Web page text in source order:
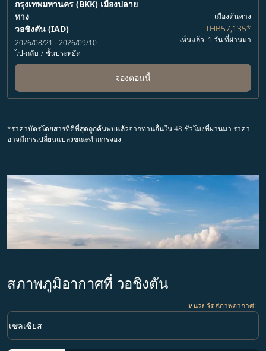
กรุงเทพมหานคร (BKK) เมืองปลาย
ทาง
วอชิงตัน (IAD)
2026/08/21 - 2026/09/10
ไป-กลับ / ชั้นประหยัด
เมืองต้นทาง
THB57,135*
เห็นแล้ว: 1 วัน ที่ผ่านมา
จองตอนนี้
*ราคาบัตรโดยสารที่ดีที่สุดถูกค้นพบแล้วจากท่านอื่นใน 48 ชั่วโมงที่ผ่านมา ราคา
อาจมีการเปลี่ยนแปลงขณะทำการจอง
สภาพภูมิอากาศที่ วอชิงตัน
หน่วยวัดสภาพอากาศ:
Weather unit option เซลเซียส Selected
เซลเซียส
keyboard_arrow_down